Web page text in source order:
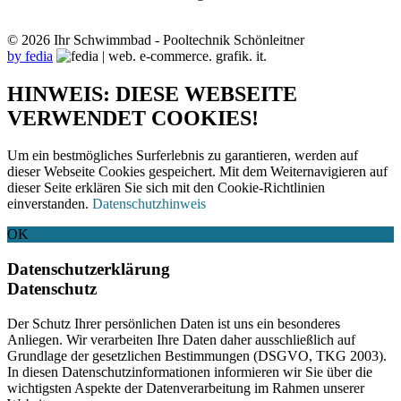
© 2026 Ihr Schwimmbad - Pooltechnik Schönleitner
by fedia
HINWEIS: DIESE WEBSEITE
VERWENDET COOKIES!
Um ein bestmögliches Surferlebnis zu garantieren, werden auf
dieser Webseite Cookies gespeichert. Mit dem Weiternavigieren auf
dieser Seite erklären Sie sich mit den Cookie-Richtlinien
einverstanden. Datenschutzhinweis
OK
Datenschutzerklärung
Datenschutz
Der Schutz Ihrer persönlichen Daten ist uns ein besonderes
Anliegen. Wir verarbeiten Ihre Daten daher ausschließlich auf
Grundlage der gesetzlichen Bestimmungen (DSGVO, TKG 2003).
In diesen Datenschutzinformationen informieren wir Sie über die
wichtigsten Aspekte der Datenverarbeitung im Rahmen unserer